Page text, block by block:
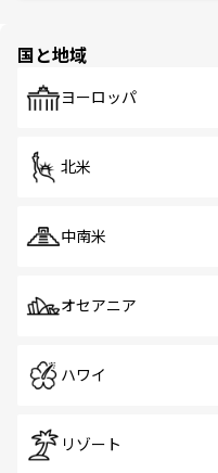
で、ホーカーズ
国と地域
ヨーロッパ
北米
中南米
オセアニア
ハワイ
リゾート